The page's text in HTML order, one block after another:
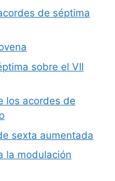
de séptima
sobre el VII
los acordes de
sexta aumentada
la modulación